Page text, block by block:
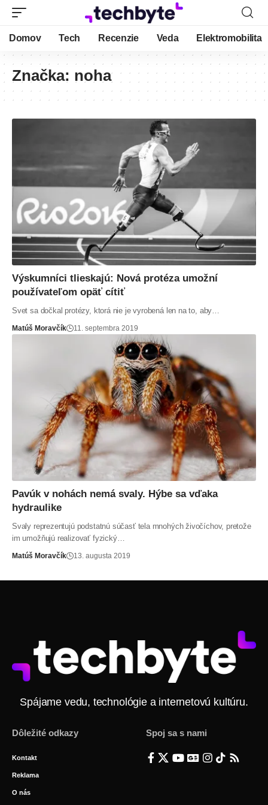
Domov Tech Recenzie Veda Elektromobilita
Značka: noha
Výskumníci tlieskajú: Nová protéza umožní
používateľom opäť cítiť
Svet sa dočkal protézy, ktorá nie je vyrobená len na to, aby…
Matúš Moravčík 11. septembra 2019
Pavúk v nohách nemá svaly. Hýbe sa vďaka
hydraulike
Svaly reprezentujú podstatnú súčasť tela mnohých živočíchov, pretože
im umožňujú realizovať fyzický…
Matúš Moravčík 13. augusta 2019
Spájame vedu, technológie a internetovú kultúru.
Dôležité odkazy
Kontakt
Reklama
O nás
Spoj sa s nami